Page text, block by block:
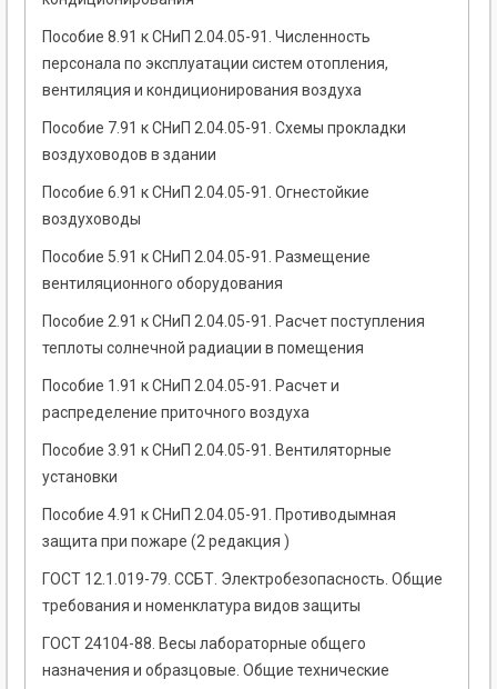
Пособие 8.91 к СНиП 2.04.05-91. Численность
персонала по эксплуатации систем отопления,
вентиляция и кондиционирования воздуха
Пособие 7.91 к СНиП 2.04.05-91. Схемы прокладки
воздуховодов в здании
Пособие 6.91 к СНиП 2.04.05-91. Огнестойкие
воздуховоды
Пособие 5.91 к СНиП 2.04.05-91. Размещение
вентиляционного оборудования
Пособие 2.91 к СНиП 2.04.05-91. Расчет поступления
теплоты солнечной радиации в помещения
Пособие 1.91 к СНиП 2.04.05-91. Расчет и
распределение приточного воздуха
Пособие 3.91 к СНиП 2.04.05-91. Вентиляторные
установки
Пособие 4.91 к СНиП 2.04.05-91. Противодымная
защита при пожаре (2 редакция )
ГОСТ 12.1.019-79. ССБТ. Электробезопасность. Общие
требования и номенклатура видов защиты
ГОСТ 24104-88. Весы лабораторные общего
назначения и образцовые. Общие технические